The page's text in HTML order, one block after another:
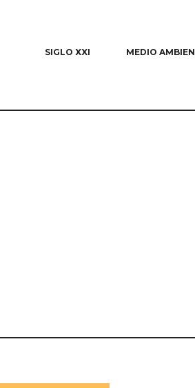
SIGLO XXI MEDIO